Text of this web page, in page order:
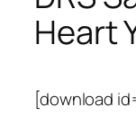
Heart
[download